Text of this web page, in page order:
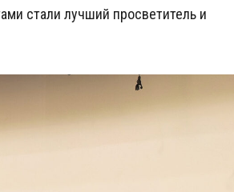
стали лучший просветитель и